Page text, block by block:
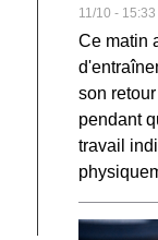
11/10 -
Ce matin
son
pendant
travail